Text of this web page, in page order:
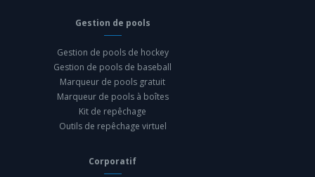
Gestion de pools
Gestion de pools de hockey
Gestion de pools de baseball
Marqueur de pools gratuit
Marqueur de pools à boîtes
Kit de repêchage
Outils de repêchage virtuel
Corporatif